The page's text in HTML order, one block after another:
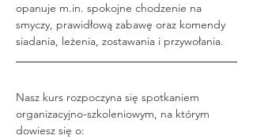
opanuje m.in. spokojne chodzenie na
smyczy, prawidłową zabawę oraz komendy
siadania, leżenia, zostawania i przywołania.
Nasz kurs rozpoczyna się spotkaniem
organizacyjno-szkoleniowym, na którym
dowiesz się o: